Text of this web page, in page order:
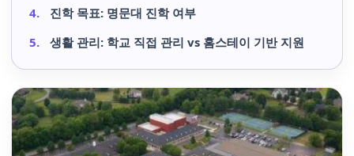
진학 목표: 명문대 진학 여부
생활 관리: 학교 직접 관리 vs 홈스테이 기반 지원